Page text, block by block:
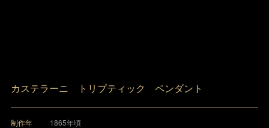
カステラーニ トリプティック ペンダント
制作年
1865年頃